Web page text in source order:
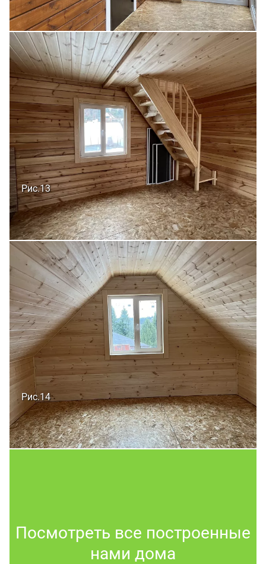
Рис.13
Рис.14
Посмотреть все построенные
нами дома